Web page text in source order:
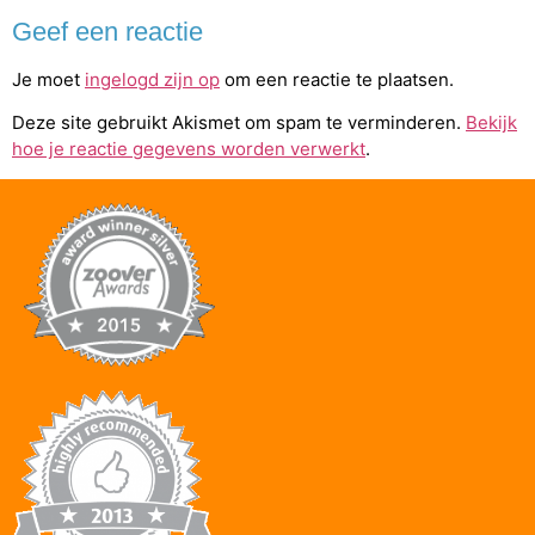
Geef een reactie
Je moet ingelogd zijn op om een reactie te plaatsen.
Deze site gebruikt Akismet om spam te verminderen. Bekijk
hoe je reactie gegevens worden verwerkt.